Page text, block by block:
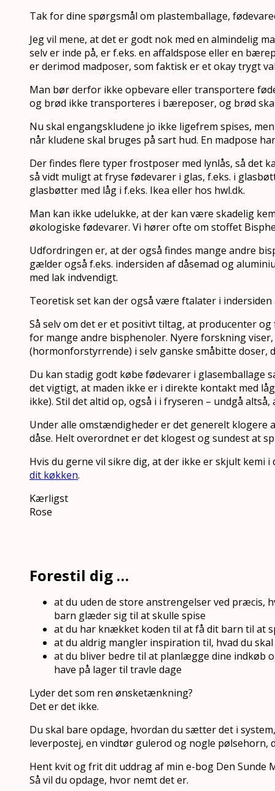
Tak for dine spørgsmål om plastemballage,
Jeg vil mene, at det er godt nok med en almindelig
selv er inde på, er f.eks. en affaldspose eller en
er derimod madposer, som faktisk er et okay trygt
Man bør derfor ikke opbevare eller transportere
og brød ikke transporteres i bæreposer, og brød
Nu skal engangskludene jo ikke ligefrem spises,
når kludene skal bruges på sart hud. En madpose
Der findes flere typer frostposer med lynlås, så det
så vidt muligt at fryse fødevarer i glas, f.eks. i
glasbøtter med låg i f.eks. Ikea eller hos hwl.dk.
Man kan ikke udelukke, at der kan være skadelig
økologiske fødevarer. Vi hører ofte om stoffet
Udfordringen er, at der også findes mange andre
gælder også f.eks. indersiden af dåsemad og
med lak indvendigt.
Teoretisk set kan der også være ftalater i indersiden
Så selv om det er et positivt tiltag, at producenter
for mange andre bisphenoler. Nyere forskning
(hormonforstyrrende) i selv ganske småbitte doser,
Du kan stadig godt købe fødevarer i glasemballage
det vigtigt, at maden ikke er i direkte kontakt med
ikke). Stil det altid op, også i i fryseren – undgå
Under alle omstændigheder er det generelt
dåse. Helt overordnet er det klogest og sundest at
Hvis du gerne vil sikre dig, at der ikke er skjult kemi
dit køkken.
Kærligst
Rose
Forestil dig …
at du uden de store anstrengelser ved præcis,
barn glæder sig til at skulle spise
at du har knækket koden til at få dit barn til at
at du aldrig mangler inspiration til, hvad du
at du bliver bedre til at planlægge dine indkøb
have på lager til travle dage
Lyder det som ren ønsketænkning?
Det er det ikke.
Du skal bare opdage, hvordan du sætter det i
leverpostej, en vindtør gulerod og nogle pølsehorn,
Hent kvit og frit dit uddrag af min e-bog Den Sunde
Så vil du opdage, hvor nemt det er.